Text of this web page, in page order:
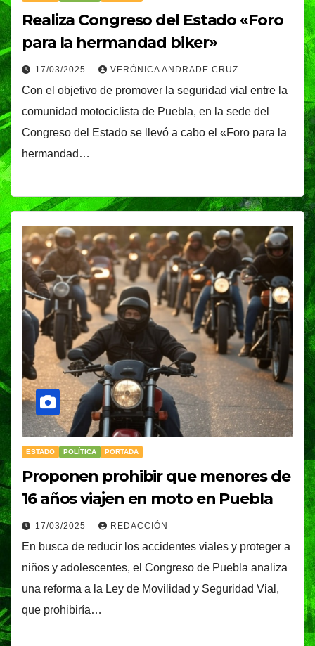
Realiza Congreso del Estado «Foro
para la hermandad biker»
17/03/2025 VERÓNICA ANDRADE CRUZ
Con el objetivo de promover la seguridad vial entre la
comunidad motociclista de Puebla, en la sede del
Congreso del Estado se llevó a cabo el «Foro para la
hermandad…
ESTADO POLÍTICA PORTADA
Proponen prohibir que menores de
16 años viajen en moto en Puebla
17/03/2025 REDACCIÓN
En busca de reducir los accidentes viales y proteger a
niños y adolescentes, el Congreso de Puebla analiza
una reforma a la Ley de Movilidad y Seguridad Vial,
que prohibiría…